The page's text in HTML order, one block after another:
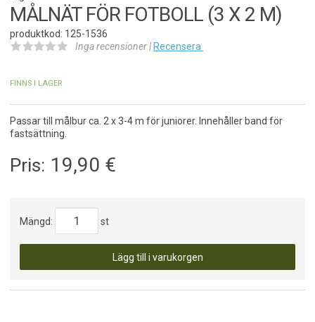
MÅLNÄT FÖR FOTBOLL (3 X 2 M)
produktkod: 125-1536
Inga recensioner | Recensera
FINNS I LAGER
Passar till målbur ca. 2 x 3-4 m för juniorer. Innehåller band för
fastsättning.
Pris: 19,90 €
Mängd: st
Lägg till i varukorgen